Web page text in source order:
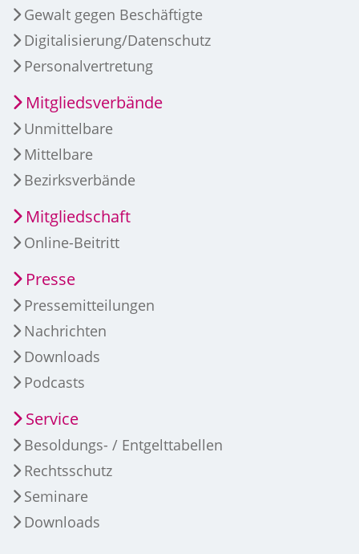
Gewalt gegen Beschäftigte
Digitalisierung/Datenschutz
Personalvertretung
Mitgliedsverbände
Unmittelbare
Mittelbare
Bezirksverbände
Mitgliedschaft
Online-Beitritt
Presse
Pressemitteilungen
Nachrichten
Downloads
Podcasts
Service
Besoldungs- / Entgelttabellen
Rechtsschutz
Seminare
Downloads